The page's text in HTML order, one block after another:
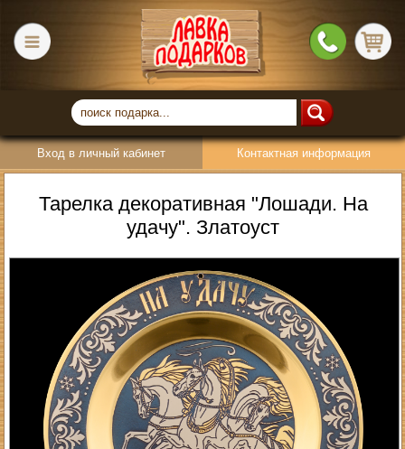
Вход в личный кабинет Контактная информация
Тарелка декоративная "Лошади. На
удачу". Златоуст